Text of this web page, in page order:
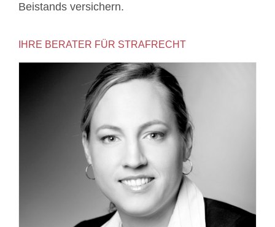
Beistands versichern.
IHRE BERATER FÜR STRAFRECHT